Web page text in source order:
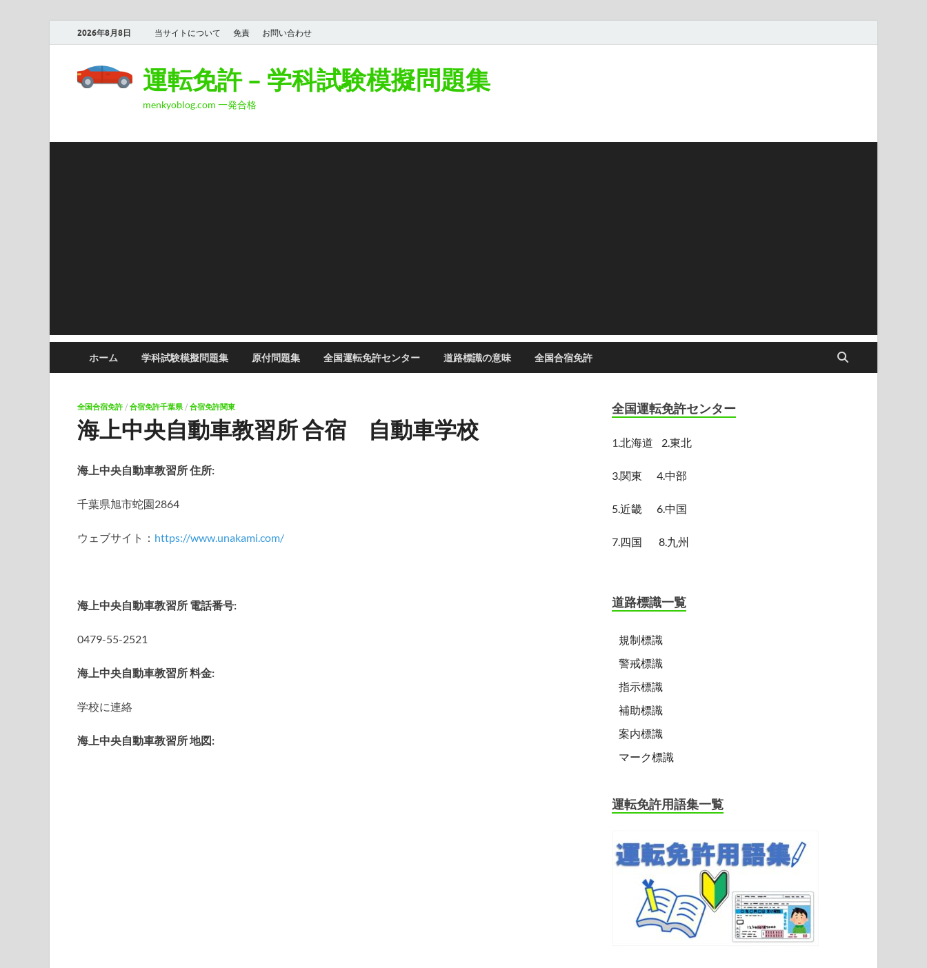
2026年8月8日 当サイトについて 免責 お問い合わせ
運転免許 – 学科試験模擬問題集
menkyoblog.com 一発合格
ホーム 学科試験模擬問題集 原付問題集 全国運転免許センター 道路標識の意味 全国合宿免許
全国合宿免許 / 合宿免許千葉県 / 合宿免許関東
海上中央自動車教習所 合宿 自動車学校
海上中央自動車教習所 住所:
千葉県旭市蛇園2864
ウェブサイト： https://www.unakami.com/
海上中央自動車教習所 電話番号:
0479-55-2521
海上中央自動車教習所 料金:
学校に連絡
海上中央自動車教習所 地図:
全国運転免許センター
1.北海道 2.東北
3.関東 4.中部
5.近畿 6.中国
7.四国 8.九州
道路標識一覧
規制標識
警戒標識
指示標識
補助標識
案内標識
マーク標識
運転免許用語集一覧